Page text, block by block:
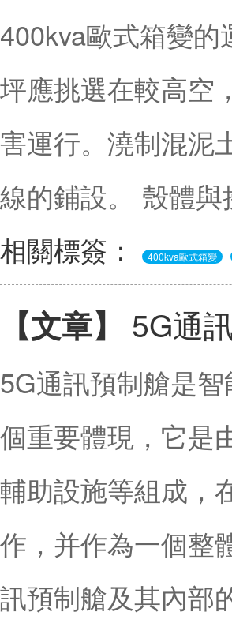
400kva歐式箱變
坪應挑選在較高空
害運行。澆制混泥
線的鋪設。 殼體
相關標簽：
400kva歐式箱變
【文章】 5G通
5G通訊預制艙是
個重要體現，它是
輔助設施等組成，
作，并作為一個整
訊預制艙及其內部